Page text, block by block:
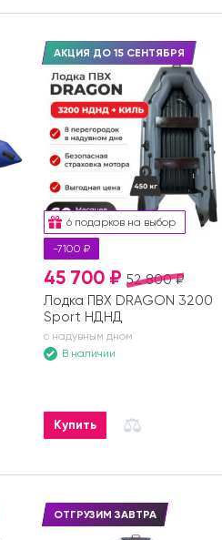
6 подарков на выбор
-7100 ₽
АКЦИЯ ДО 15 СЕНТЯБРЯ
52 800 ₽
45 700 ₽
Лодка ПВХ DRAGON 3200
Sport НДНД
с надувным дном
В наличии
Купить
ОТГРУЗИМ ЗАВТРА